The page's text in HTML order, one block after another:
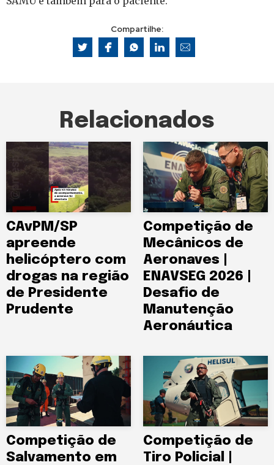
Compartilhe:
Relacionados
CAvPM/SP
apreende
helicóptero com
drogas na região
de Presidente
Prudente
Competição de
Mecânicos de
Aeronaves |
ENAVSEG 2026 |
Desafio de
Manutenção
Aeronáutica
Competição de
Salvamento em
Competição de
Tiro Policial |